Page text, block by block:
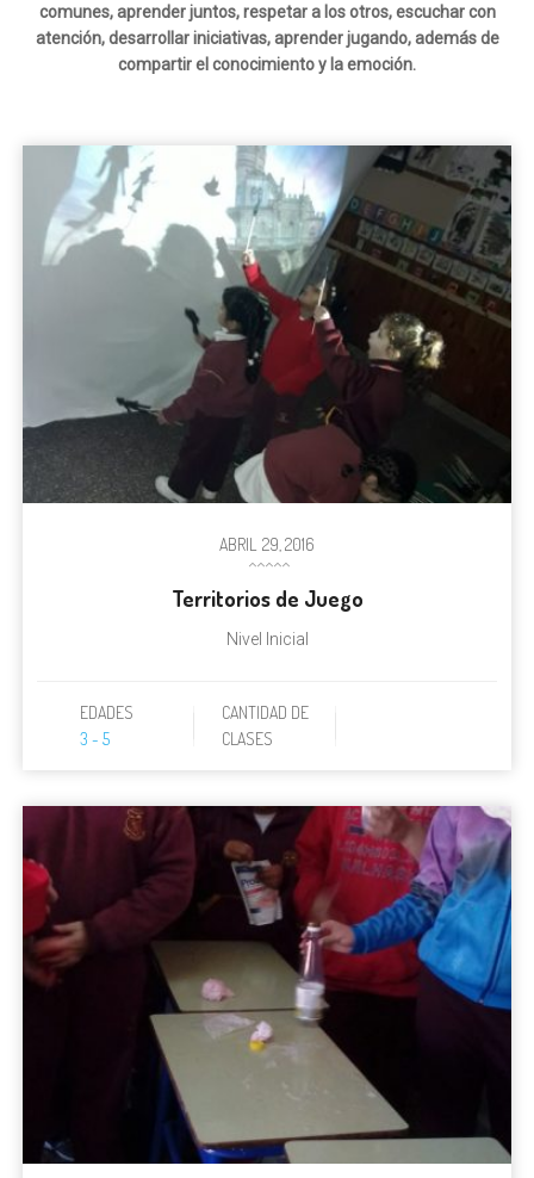
comunes, aprender juntos, respetar a los otros, escuchar con
atención, desarrollar iniciativas, aprender jugando, además de
compartir el conocimiento y la emoción.
ABRIL 29, 2016
Territorios de Juego
Nivel Inicial
EDADES
3 - 5
CANTIDAD DE
CLASES